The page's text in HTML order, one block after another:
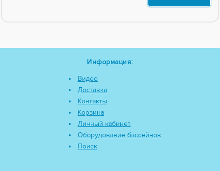
Информация:
Видео
Доставка
Контакты
Корзина
Личный кабинет
Оборудование бассейнов
Поиск